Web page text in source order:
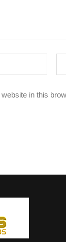
in this